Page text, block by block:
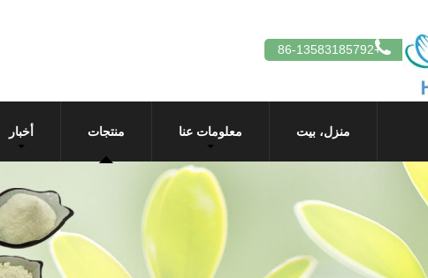
+86-13583185792
منزل، بيت معلومات عنا منتجات أخبار